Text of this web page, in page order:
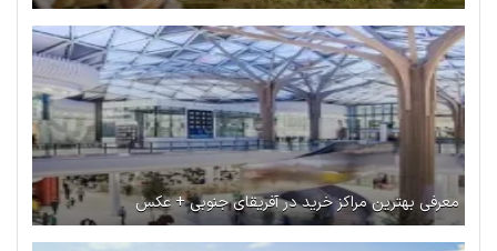
معرفی بهترین مراکز خرید در آفریقای جنوبی + عکس